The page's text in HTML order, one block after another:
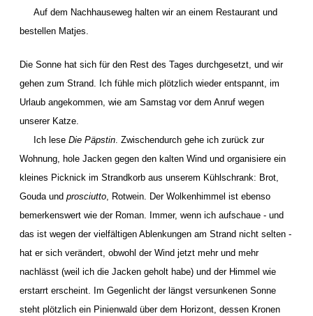
Auf dem Nachhauseweg halten wir an einem Restaurant und
bestellen Matjes.
Die Sonne hat sich für den Rest des Tages durchgesetzt, und wir
gehen zum Strand. Ich fühle mich plötzlich wieder entspannt, im
Urlaub angekommen, wie am Samstag vor dem Anruf wegen
unserer Katze.
Ich lese Die Päpstin. Zwischendurch gehe ich zurück zur
Wohnung, hole Jacken gegen den kalten Wind und organisiere ein
kleines Picknick im Strandkorb aus unserem Kühlschrank: Brot,
Gouda und prosciutto, Rotwein. Der Wolkenhimmel ist ebenso
bemerkenswert wie der Roman. Immer, wenn ich aufschaue - und
das ist wegen der vielfältigen Ablenkungen am Strand nicht selten -
hat er sich verändert, obwohl der Wind jetzt mehr und mehr
nachlässt (weil ich die Jacken geholt habe) und der Himmel wie
erstarrt erscheint. Im Gegenlicht der längst versunkenen Sonne
steht plötzlich ein Pinienwald über dem Horizont, dessen Kronen